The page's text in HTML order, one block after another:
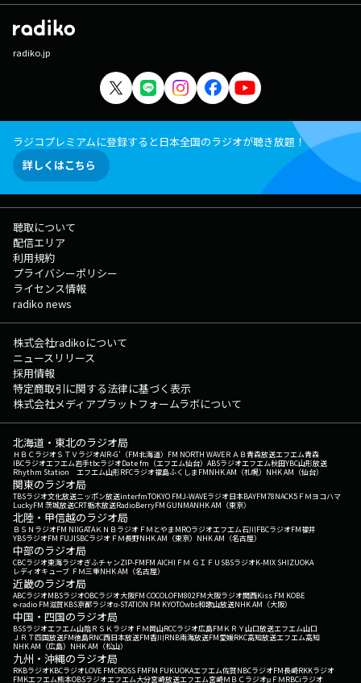
radiko.jp
ラジコプレミアムに登録すると日本全国のラジオが聴き放題！
詳しくはこちら
聴取について
配信エリア
利用規約
プライバシーポリシー
ライセンス情報
radiko news
株式会社radikoについて
ニュースリリース
採用情報
特定商取引に関する法律に基づく表示
株式会社メディアプラットフォームラボについて
北海道・東北のラジオ局
ＨＢＣラジオＳＴＶラジオAIR-G'（FM北海道） FM NORTH WAVEＲＡＢ青森放送エフエム青森
IBCラジオエフエム岩手tbcラジオDate fm（エフエム仙台） ABSラジオエフエム秋田YBC山形放送
Rhythm Station エフエム山形RFCラジオ福島ふくしまFMNHK AM（札幌） NHK AM（仙台）
関東のラジオ局
TBSラジオ文化放送ニッポン放送interfmTOKYO FMJ-WAVEラジオ日本BAYFM78NACK5 ＦＭヨコハマ
LuckyFM 茨城放送CRT栃木放送RadioBerryFM GUNMANHK AM（東京）
北陸・甲信越のラジオ局
ＢＳＮラジオFM NIIGATAＫＮＢラジオ ＦＭとやまMROラジオエフエム石川FBCラジオFM福井
YBSラジオFM FUJISBCラジオ ＦＭ長野NHK AM（東京） NHK AM（名古屋）
中部のラジオ局
CBCラジオ東海ラジオぎふチャンZIP-FMFM AICHI ＦＭ ＧＩＦＵ SBSラジオK-MIX SHIZUOKA
レディオキューブ ＦＭ三重NHK AM（名古屋）
近畿のラジオ局
ABCラジオMBSラジオOBCラジオ大阪FM COCOLOFM802FM大阪ラジオ関西Kiss FM KOBE
e-radio FM滋賀KBS京都ラジオα-STATION FM KYOTOwbs和歌山放送NHK AM（大阪）
中国・四国のラジオ局
BSSラジオエフエム山陰ＲＳＫラジオ ＦＭ岡山RCCラジオ広島FM ＫＲＹ山口放送エフエム山口
ＪＲＴ四国放送FM徳島RNC西日本放送FM香川RNB南海放送FM愛媛RKC高知放送エフエム高知
NHK AM（広島） NHK AM（松山）
九州・沖縄のラジオ局
RKBラジオKBCラジオLOVE FMCROSS FMFM FUKUOKAエフエム佐賀NBCラジオFM長崎RKKラジオ
FMKエフエム熊本OBSラジオエフエム大分宮崎放送エフエム宮崎ＭＢＣラジオμＦＭRBCiラジオ